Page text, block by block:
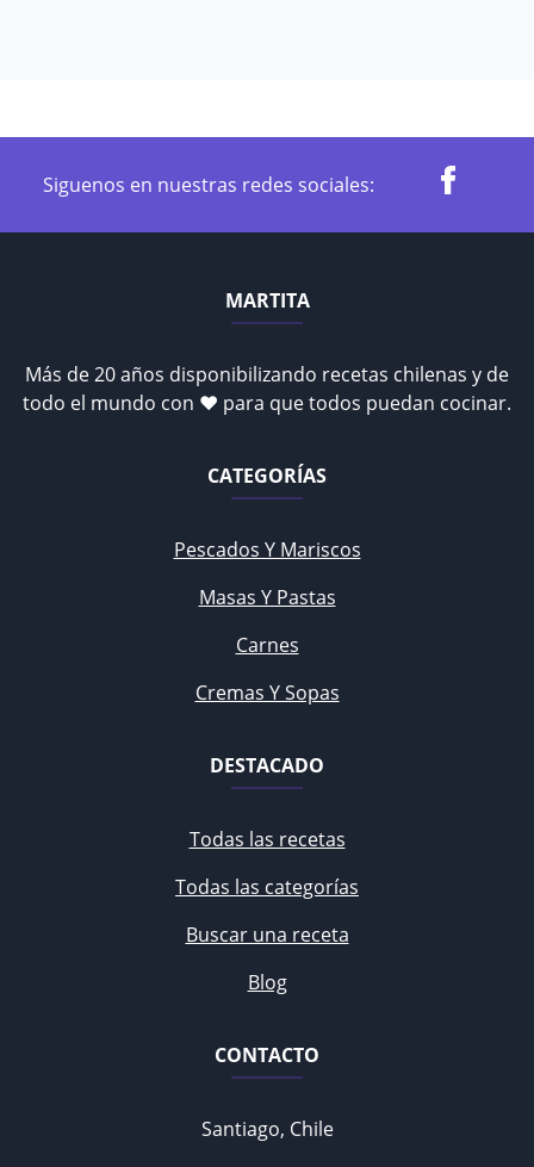
Siguenos en nuestras redes sociales:
MARTITA
Más de 20 años disponibilizando recetas chilenas y de
todo el mundo con ♥ para que todos puedan cocinar.
CATEGORÍAS
Pescados Y Mariscos
Masas Y Pastas
Carnes
Cremas Y Sopas
DESTACADO
Todas las recetas
Todas las categorías
Buscar una receta
Blog
CONTACTO
Santiago, Chile